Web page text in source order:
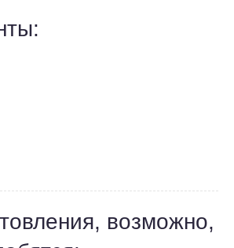
возможно,